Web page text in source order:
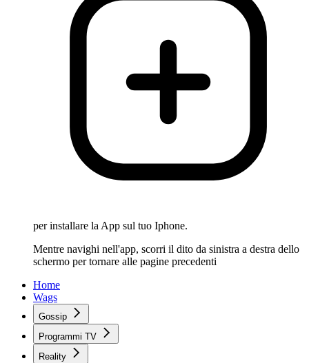
per installare la App sul tuo Iphone.
Mentre navighi nell'app, scorri il dito da sinistra a destra dello
schermo per tornare alle pagine precedenti
Home
Wags
Gossip
Programmi TV
Reality